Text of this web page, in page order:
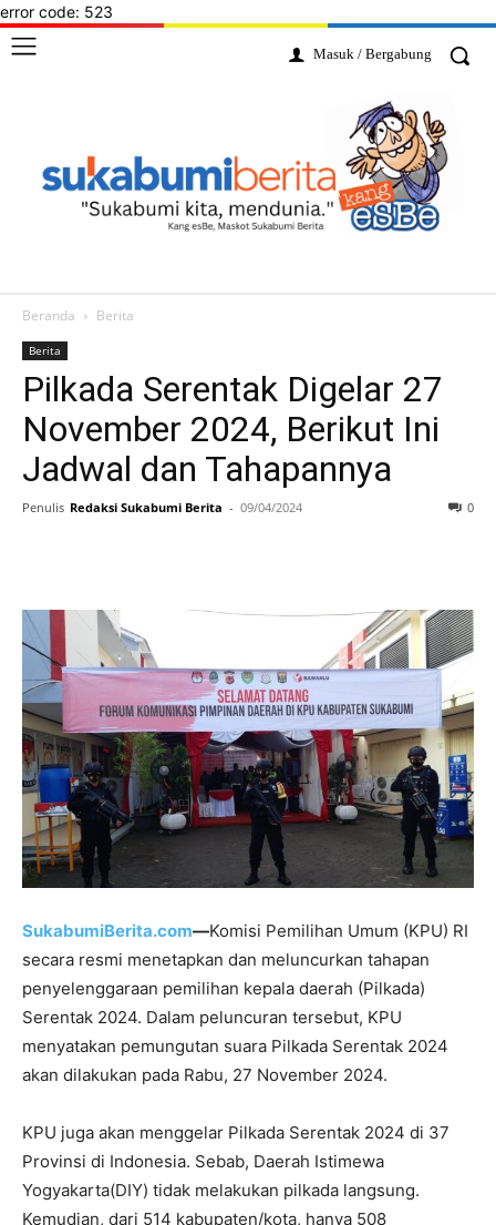
error code: 523
Masuk / Bergabung
Beranda Berita
Berita
Pilkada Serentak Digelar 27
November 2024, Berikut Ini
Jadwal dan Tahapannya
Penulis Redaksi Sukabumi Berita - 09/04/2024 0
SukabumiBerita.com—Komisi Pemilihan Umum (KPU) RI
secara resmi menetapkan dan meluncurkan tahapan
penyelenggaraan pemilihan kepala daerah (Pilkada)
Serentak 2024. Dalam peluncuran tersebut, KPU
menyatakan pemungutan suara Pilkada Serentak 2024
akan dilakukan pada Rabu, 27 November 2024.
KPU juga akan menggelar Pilkada Serentak 2024 di 37
Provinsi di Indonesia. Sebab, Daerah Istimewa
Yogyakarta(DIY) tidak melakukan pilkada langsung.
Kemudian, dari 514 kabupaten/kota, hanya 508